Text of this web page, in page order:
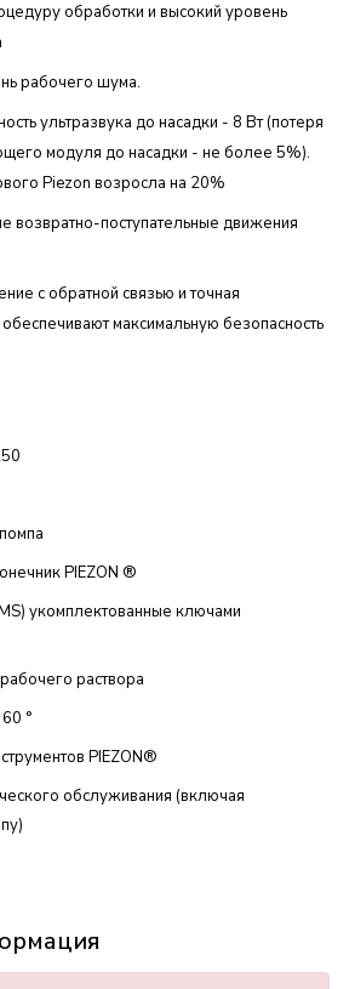
обработки и высокий уровень
рабочего шума.
ультразвука до насадки - 8 Вт (потеря
модуля до насадки - не более 5%).
Piezon возросла на 20%
возвратно-поступательные движения
с обратной связью и точная
максимальную безопасность
PIEZON ®
укомплектованные ключами
раствора
°
PIEZON®
обслуживания (включая